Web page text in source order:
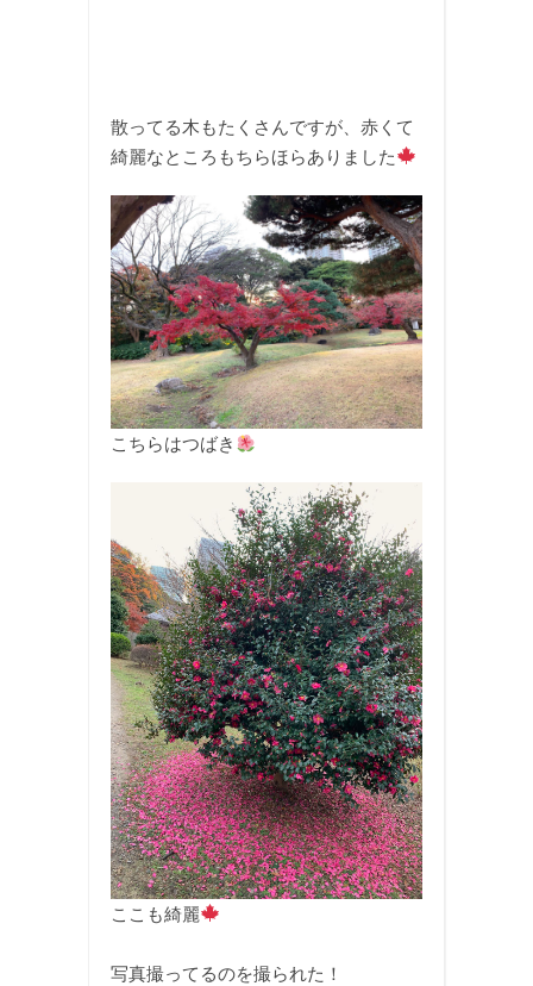
散ってる木もたくさんですが、赤くて
綺麗なところもちらほらありました
こちらはつばき
ここも綺麗
写真撮ってるのを撮られた！